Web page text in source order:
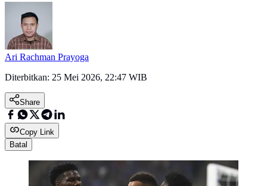
Ari Rachman Prayoga
Diterbitkan: 25 Mei 2026, 22:47 WIB
Share
Copy Link
Batal